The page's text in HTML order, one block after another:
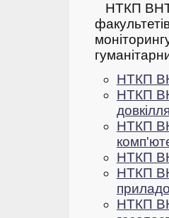
НТКП
НТКП
НТКП
довкілля
НТКП
НТКП
НТКП
НТКП